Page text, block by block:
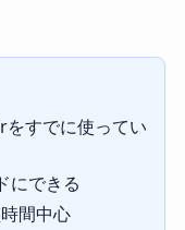
すでに使ってい
にできる
間中心